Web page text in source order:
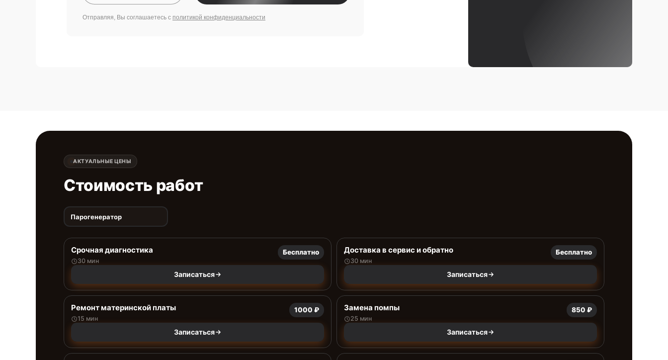
Отправляя, Вы соглашаетесь с политикой конфиденциальности
АКТУАЛЬНЫЕ ЦЕНЫ
Стоимость работ
Парогенератор
Срочная диагностика
30 мин
Бесплатно
Записаться
Доставка в сервис и обратно
30 мин
Бесплатно
Записаться
Ремонт материнской платы
15 мин
1000 ₽
Записаться
Замена помпы
25 мин
850 ₽
Записаться